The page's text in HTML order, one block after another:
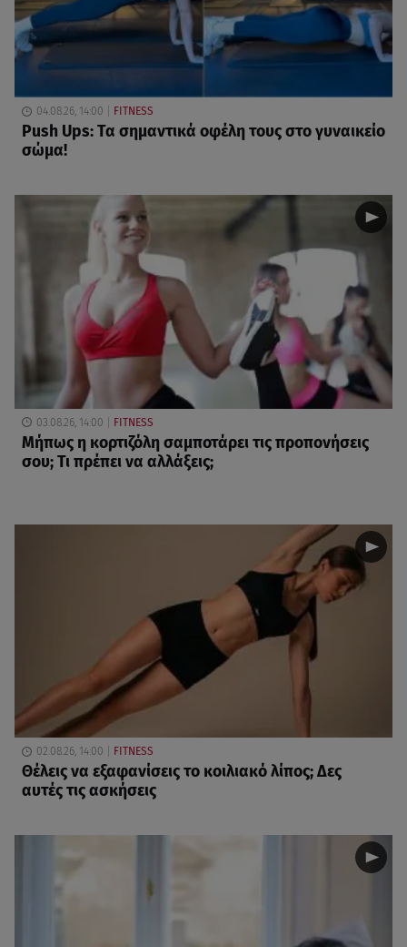
04.08.26, 14:00 FITNESS
Push Ups: Τα σημαντικά οφέλη τους στο γυναικείο
σώμα!
03.08.26, 14:00 FITNESS
Μήπως η κορτιζόλη σαμποτάρει τις προπονήσεις
σου; Τι πρέπει να αλλάξεις;
02.08.26, 14:00 FITNESS
Θέλεις να εξαφανίσεις το κοιλιακό λίπος; Δες
αυτές τις ασκήσεις